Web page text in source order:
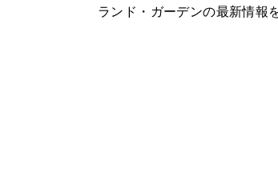
ランド・ガーデンの最新情報